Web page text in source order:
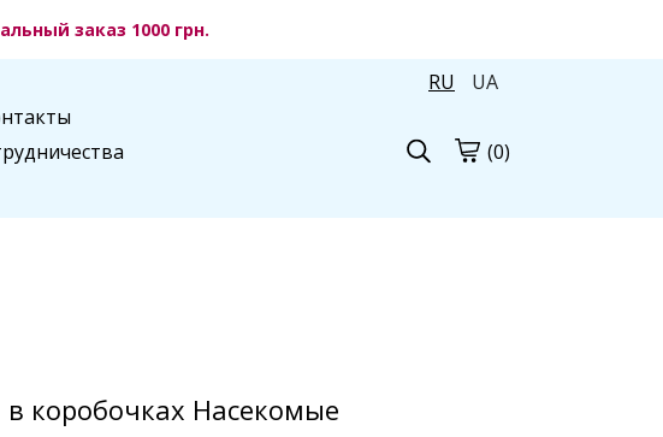
заказ 1000 грн.
RU
UA
(0)
коробочках Насекомые